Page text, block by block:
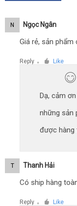
N Ngọc Ngân
Giá rẻ, sản
Reply ● Like
Dạ, cảm
những sản
được hàng
T Thanh Hải
Có ship hàng
Reply ● Like